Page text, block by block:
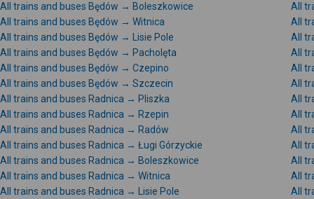
All trains and buses Będów → Boleszkowice
All
All trains and buses Będów → Witnica
All
All trains and buses Będów → Lisie Pole
All
All trains and buses Będów → Pacholęta
All
All trains and buses Będów → Czepino
All
All trains and buses Będów → Szczecin
All
All trains and buses Radnica → Pliszka
All
All trains and buses Radnica → Rzepin
All
All trains and buses Radnica → Radów
All
All trains and buses Radnica → Ługi Górzyckie
All
All trains and buses Radnica → Boleszkowice
All
All trains and buses Radnica → Witnica
All
All trains and buses Radnica → Lisie Pole
All